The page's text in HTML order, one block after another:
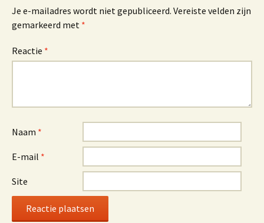
Je e-mailadres wordt niet gepubliceerd. Vereiste velden zijn
gemarkeerd met *
Reactie *
Naam *
E-mail *
Site